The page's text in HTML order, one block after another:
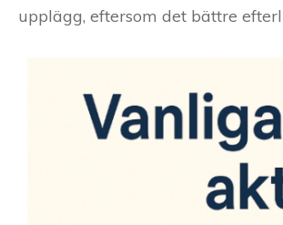
upplägg, eftersom det bättre